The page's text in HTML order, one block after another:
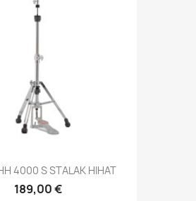
4000 S STALAK HIHAT
189,00 €